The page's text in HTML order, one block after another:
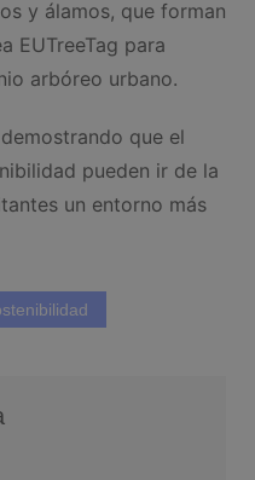
y álamos, que forman
EUTreeTag para
arbóreo urbano.​
que el
pueden ir de la
un entorno más